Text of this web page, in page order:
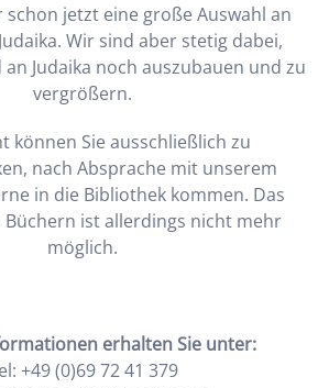
schon jetzt eine große Auswahl an
Wir sind aber stetig dabei,
Judaika noch auszubauen und zu
vergrößern.
können Sie ausschließlich zu
nach Absprache mit unserem
in die Bibliothek kommen. Das
Büchern ist allerdings nicht mehr
möglich.
erhalten Sie unter:
+49 (0)69 72 41 379